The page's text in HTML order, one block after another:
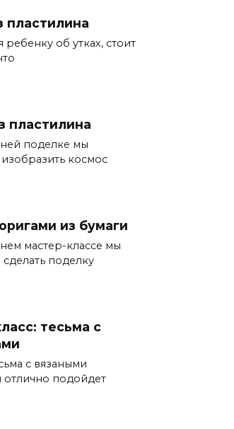
пластилина
ребенку об утках, стоит
пластилина
поделке мы
космос
из бумаги
мастер-классе мы
поделку
тесьма с
с вязаными
отлично подойдет